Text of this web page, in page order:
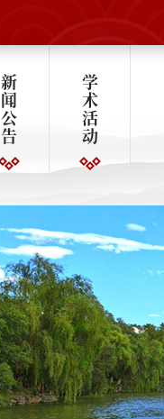
新
闻
公
告
学
术
活
动